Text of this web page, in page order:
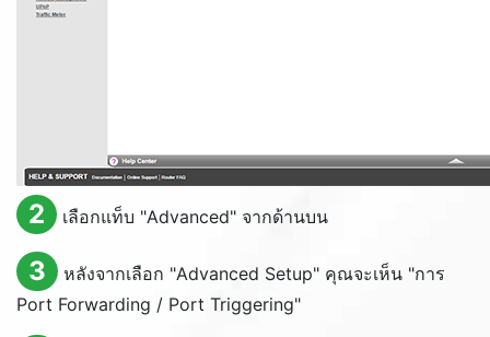
2 เลือกแท็บ "Advanced" จากด้านบน
3 หลังจากเลือก "Advanced Setup" คุณจะเห็น "การ
Port Forwarding / Port Triggering"